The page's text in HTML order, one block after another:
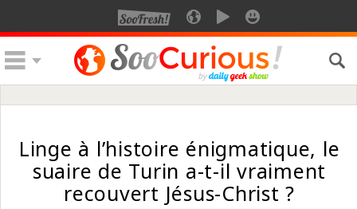
Linge à l’histoire énigmatique, le
suaire de Turin a-t-il vraiment
recouvert Jésus-Christ ?